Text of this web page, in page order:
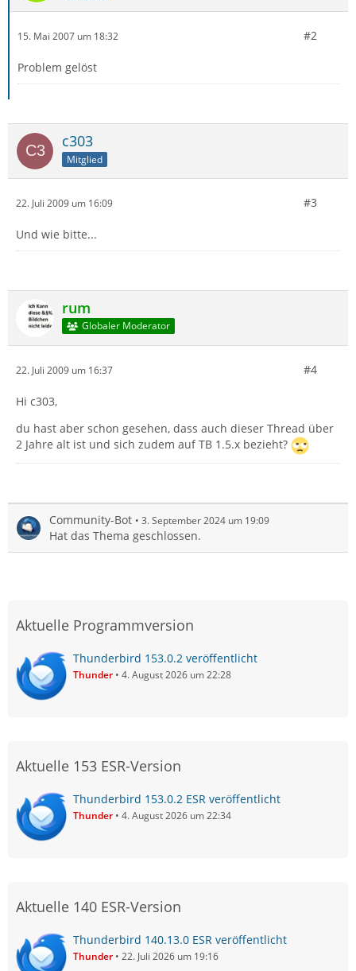
15. Mai 2007 um 18:32 #2
Problem gelöst
c303
Mitglied
22. Juli 2009 um 16:09 #3
Und wie bitte...
rum
Globaler Moderator
22. Juli 2009 um 16:37 #4
Hi c303,
du hast aber schon gesehen, dass auch dieser Thread über
2 Jahre alt ist und sich zudem auf TB 1.5.x bezieht?
Community-Bot 3. September 2024 um 19:09
Hat das Thema geschlossen.
Aktuelle Programmversion
Thunderbird 153.0.2 veröffentlicht
Thunder 4. August 2026 um 22:28
Aktuelle 153 ESR-Version
Thunderbird 153.0.2 ESR veröffentlicht
Thunder 4. August 2026 um 22:34
Aktuelle 140 ESR-Version
Thunderbird 140.13.0 ESR veröffentlicht
Thunder 22. Juli 2026 um 19:16